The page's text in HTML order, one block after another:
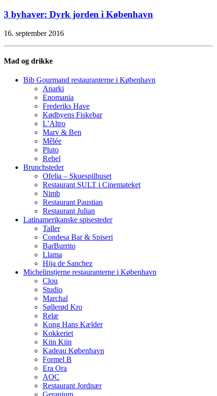
3 byhaver: Dyrk jorden i København
16. september 2016
Mad og drikke
Bib Gourmand restauranterne i København
Anarki
Enomania
Frederiks Have
Kødbyens Fiskebar
L’Altro
Marv & Ben
Mêlée
Pluto
Rebel
Brunchsteder
Ofelia – Skuespilhuset
Restaurant SULT i Cinemateket
Nimb
Restaurant Paustian
Restaurant Julian
Latinamerikanske spisesteder
Taller
Condesa Bar & Spiseri
BarBurrito
Llama
Hija de Sanchez
Michelinstjerne restauranterne i København
Clou
Studio
Marchal
Søllerød Kro
Relæ
Kong Hans Kælder
Kokkeriet
Kiin Kiin
Kadeau København
Formel B
Era Ora
AOC
Restaurant Jordnær